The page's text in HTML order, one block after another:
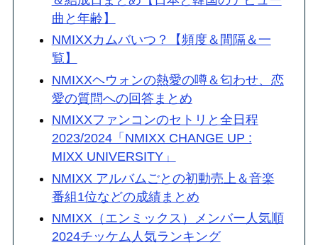
曲と年齢】
NMIXXカムバいつ？【頻度＆間隔＆一
覧】
NMIXXヘウォンの熱愛の噂＆匂わせ、恋
愛の質問への回答まとめ
NMIXXファンコンのセトリと全日程
2023/2024「NMIXX CHANGE UP :
MIXX UNIVERSITY」
NMIXX アルバムごとの初動売上＆音楽
番組1位などの成績まとめ
NMIXX（エンミックス）メンバー人気順
2024チッケム人気ランキング